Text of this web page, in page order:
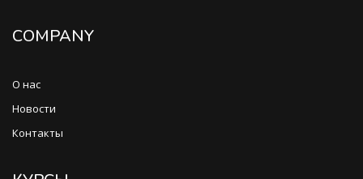
COMPANY
О нас
Новости
Контакты